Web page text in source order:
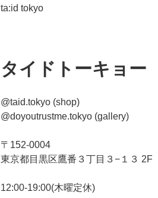
ta:id tokyo
タイドトーキョー
@taid.tokyo (shop)
@doyoutrustme.tokyo (gallery)
〒152-0004
東京都目黒区鷹番３丁目３−１３ 2F
12:00-19:00(木曜定休)